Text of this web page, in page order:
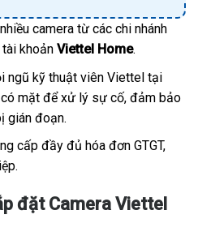
camera từ các chi nhánh
tài khoản Viettel Home.
ngũ kỹ thuật viên Viettel tại
mặt để xử lý sự cố, đảm bảo
gián đoạn.
cấp đầy đủ hóa đơn GTGT,
đặt Camera Viettel